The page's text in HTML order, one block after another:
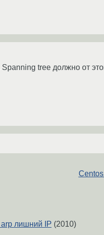
tree должно от
Centos
arp лишний IP (2010)